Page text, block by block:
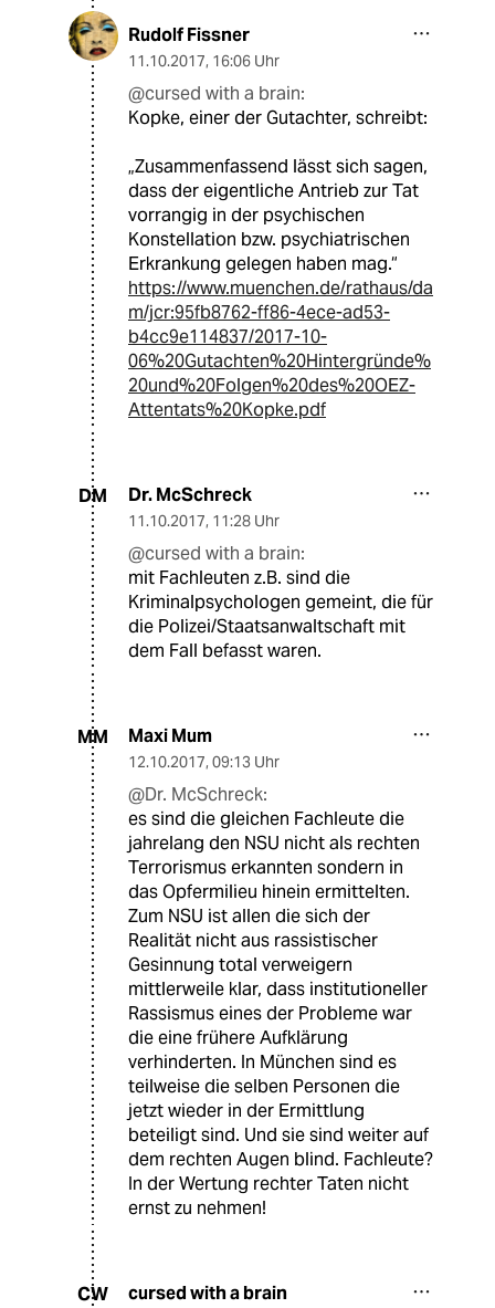
Rudolf Fissner
11.10.2017, 16:06 Uhr
@cursed with a brain:
Kopke, einer der Gutachter, schreibt:
„Zusammenfassend lässt sich sagen,
dass der eigentliche Antrieb zur Tat
vorrangig in der psychischen
Konstellation bzw. psychiatrischen
Erkrankung gelegen haben mag.“
https://www.muenchen.de/rathaus/da
m/jcr:95fb8762-ff86-4ece-ad53-
b4cc9e114837/2017-10-
06%20Gutachten%20Hintergründe%
20und%20Folgen%20des%20OEZ-
Attentats%20Kopke.pdf
DM Dr. McSchreck
11.10.2017, 11:28 Uhr
@cursed with a brain:
mit Fachleuten z.B. sind die
Kriminalpsychologen gemeint, die für
die Polizei/Staatsanwaltschaft mit
dem Fall befasst waren.
MM Maxi Mum
12.10.2017, 09:13 Uhr
@Dr. McSchreck:
es sind die gleichen Fachleute die
jahrelang den NSU nicht als rechten
Terrorismus erkannten sondern in
das Opfermilieu hinein ermittelten.
Zum NSU ist allen die sich der
Realität nicht aus rassistischer
Gesinnung total verweigern
mittlerweile klar, dass institutioneller
Rassismus eines der Probleme war
die eine frühere Aufklärung
verhinderten. In München sind es
teilweise die selben Personen die
jetzt wieder in der Ermittlung
beteiligt sind. Und sie sind weiter auf
dem rechten Augen blind. Fachleute?
In der Wertung rechter Taten nicht
ernst zu nehmen!
CW cursed with a brain